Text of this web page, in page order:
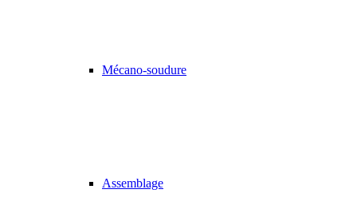
Mécano-soudure
Assemblage